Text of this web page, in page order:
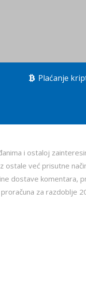
Plaćanje
i ostaloj
ostale već prisutne
dostave komentara,
za razdoblje